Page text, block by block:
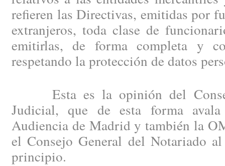
refieren las Directivas, emitidas por
extranjeros, toda clase de
emitirlas, de forma completa y
respetando la protección de datos
Esta es la opinión del
Judicial, que de esta forma
Audiencia de Madrid y también la
el Consejo General del Notariado
principio.